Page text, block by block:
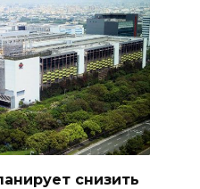
снизить